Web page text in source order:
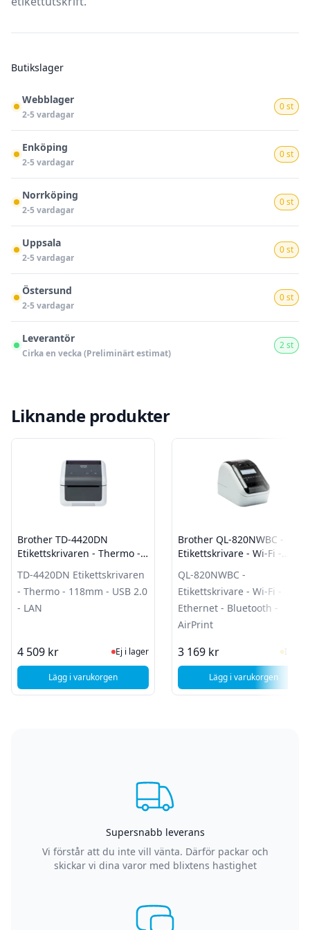
Butikslager
Webblager
2-5 vardagar
0 st
Enköping
2-5 vardagar
0 st
Norrköping
2-5 vardagar
0 st
Uppsala
2-5 vardagar
0 st
Östersund
2-5 vardagar
0 st
Leverantör
Cirka en vecka (Preliminärt estimat)
2 st
Liknande produkter
Brother TD-4420DN
Etikettskrivaren - Thermo -
TD-4420DN Etikettskrivaren
- Thermo - 118mm - USB 2.0
- LAN
4 509 kr Ej i lager, besök produktsidan för
Ej i lager
Lägg i varukorgen, Brother TD-4420DN Etikettskrivaren - Thermo - 118mm -
Brother QL-820NWBC -
Etikettskrivare - Wi-Fi -
AirPrint
QL-820NWBC -
Etikettskrivare - Wi-Fi -
Ethernet - Bluetooth -
AirPrint
3 169 kr I
Lägg i varukorgen
, Brother QL-
Supersnabb leverans
Vi förstår att du inte vill vänta. Därför packar och
skickar vi dina varor med blixtens hastighet